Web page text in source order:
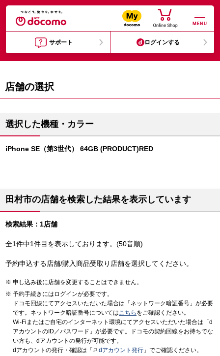
MENU
サポート ログインする
店舗の選択
選択した機種・カラー
iPhone SE（第3世代） 64GB (PRODUCT)RED
田村市の店舗を検索した結果を表示しています
検索結果：1店舗
全1件中1件目を表示しております。(50音順)
予約申込する店舗/購入商品受取り店舗を選択してください。
申し込み後に店舗を変更することはできません。
予約手続きにはログインが必要です。
ドコモ回線にてアクセスいただいた場合は「ネットワーク暗証番号」が必要
です。ネットワーク暗証番号についてはこちら をご確認ください。
Wi-Fiまたはご自宅のインターネット環境にてアクセスいただいた場合は「d
アカウントのID／パスワード」が必要です。ドコモの契約回線をお持ちでな
い方も、dアカウントの発行が可能です。
dアカウントの発行・確認は「
dアカウント発行 」でご確認ください。